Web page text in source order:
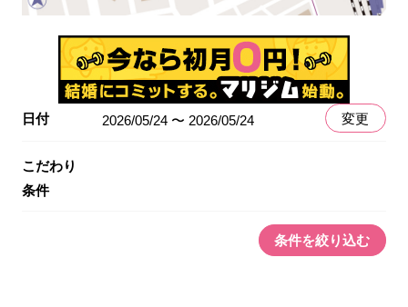
日付 2026/05/24 〜 2026/05/24 変更
こだわり
条件
条件を絞り込む